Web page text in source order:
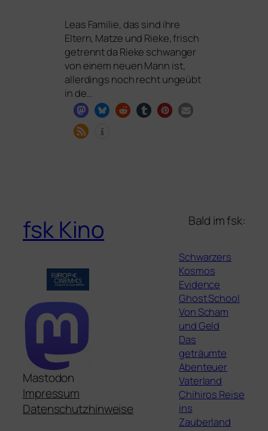
Leas Familie, das sind ihre
Eltern, Matze und Rieke, frisch
getrennt da Rieke schwan­ger
von einem neu­en Mann ist,
aller­dings noch recht unge­übt
in de…
fsk Kino
Mastodon
Impressum
Datenschutzhinweise
Bald im fsk:
Schwarzers
Kosmos
Evidence
Ghost School
Von Scham
und Geld
Das
geträumte
Abenteuer
Vaterland
Chihiros Reise
ins
Zauberland